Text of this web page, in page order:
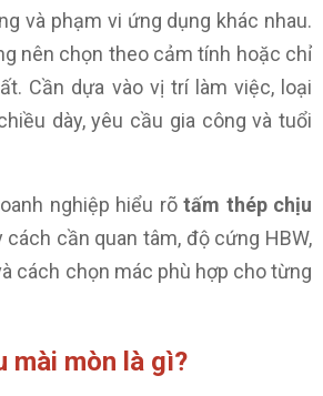
và phạm vi ứng dụng khác nhau.
nên chọn theo cảm tính hoặc chỉ
Cần dựa vào vị trí làm việc, loại
dày, yêu cầu gia công và tuổi
nghiệp hiểu rõ tấm thép chịu
cách cần quan tâm, độ cứng HBW,
cách chọn mác phù hợp cho từng
mài mòn là gì?